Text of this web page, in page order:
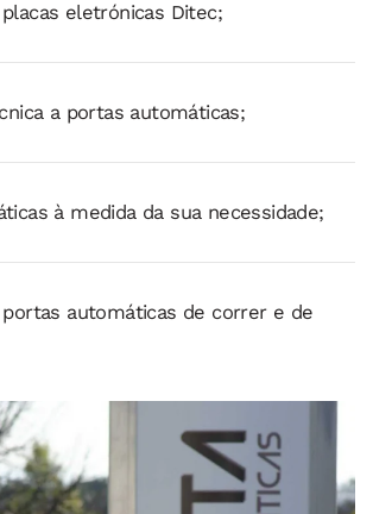
eletrónicas Ditec;
a portas automáticas;
à medida da sua necessidade;
portas automáticas de correr e de